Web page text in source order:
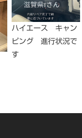
ハイエース キャン
ピング 進行状況で
す